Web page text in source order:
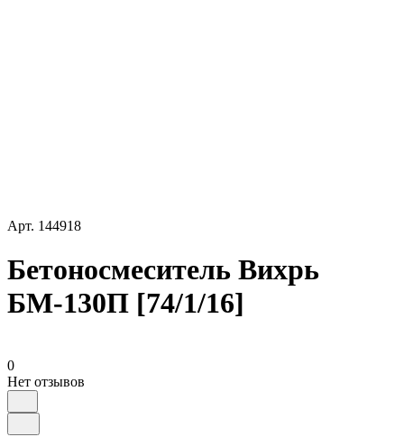
Арт. 144918
Бетоносмеситель Вихрь
БМ-130П [74/1/16]
0
Нет отзывов